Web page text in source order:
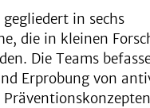
in sechs
die in kleinen
Die Teams
Erprobung von